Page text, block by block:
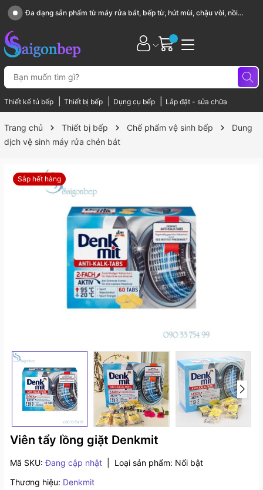
Sài Gòn Bếp chuyên thiết bị bếp, gia dụng bếp cao cấp
Thiết kế tủ bếp Thiết bị bếp Dụng cụ bếp Lắp đặt - sửa chữa
Trang chủ Thiết bị bếp Chế phẩm vệ sinh bếp
Dung
dịch vệ sinh máy rửa chén bát
Sắp hết hàng
Viên tẩy lồng giặt Denkmit
Mã SKU:Đang cập nhật Loại sản phẩm: Nổi bật
Thương hiệu: Denkmit